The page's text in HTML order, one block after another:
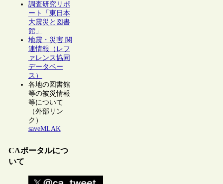
調査研究リポ
ート「東日本
大震災と図書
館」
地震・災害 関
連情報（レフ
ァレンス協同
データベー
ス）
各地の図書館
等の被災情報
等について
（外部リン
ク）
saveMLAK
CAポータルにつ
いて